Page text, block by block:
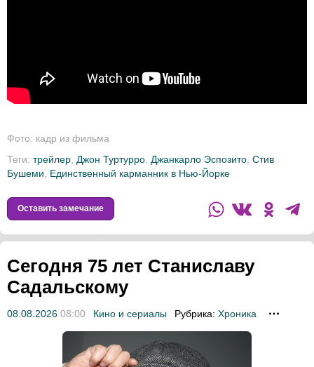
Фото: кадр из фильма
Теги: трейлер Джон Туртурро Джанкарло Эспозито Стив
Бушеми
Единственный карманник в Нью-Йорке
Оставить замечание
Сегодня 75 лет Станиславу
Садальскому
08.08.2026 08:00 Кино и сериалы Рубрика: Хроника